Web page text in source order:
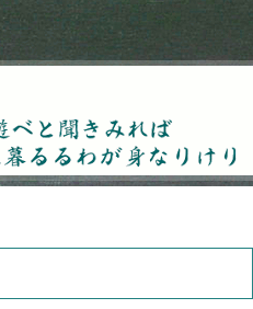
きみれば遊ばれ暮るるわが